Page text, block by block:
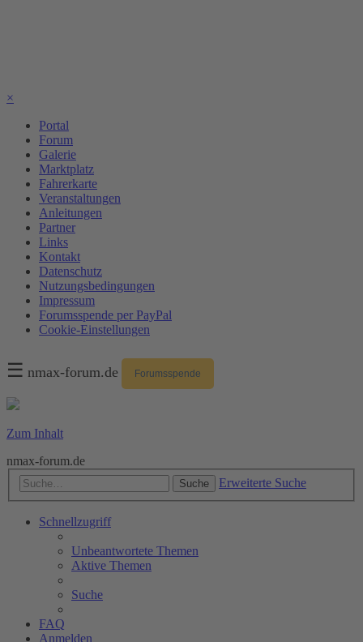
×
Portal
Forum
Galerie
Marktplatz
Fahrerkarte
Veranstaltungen
Anleitungen
Partner
Links
Kontakt
Datenschutz
Nutzungsbedingungen
Impressum
Forumsspende per PayPal
Cookie-Einstellungen
☰ nmax-forum.de Forumsspende
Zum Inhalt
nmax-forum.de
Suche Erweiterte Suche
Schnellzugriff
Unbeantwortete Themen
Aktive Themen
Suche
FAQ
Anmelden